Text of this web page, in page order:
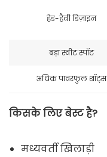
हेड-हैवी डिज़ाइन
बड़ा स्वीट स्पॉट
अधिक पावरफुल शॉट्स
किसके लिए बेस्ट है?
मध्यवर्ती खिलाड़ी